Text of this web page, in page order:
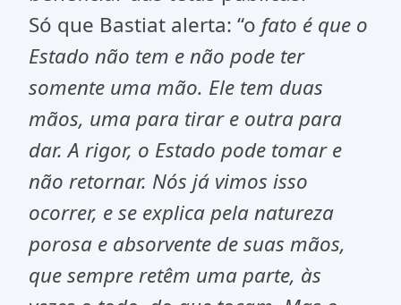
Só que Bastiat alerta: “o fato é que o
Estado não tem e não pode ter
somente uma mão. Ele tem duas
mãos, uma para tirar e outra para
dar. A rigor, o Estado pode tomar e
não retornar. Nós já vimos isso
ocorrer, e se explica pela natureza
porosa e absorvente de suas mãos,
que sempre retêm uma parte, às